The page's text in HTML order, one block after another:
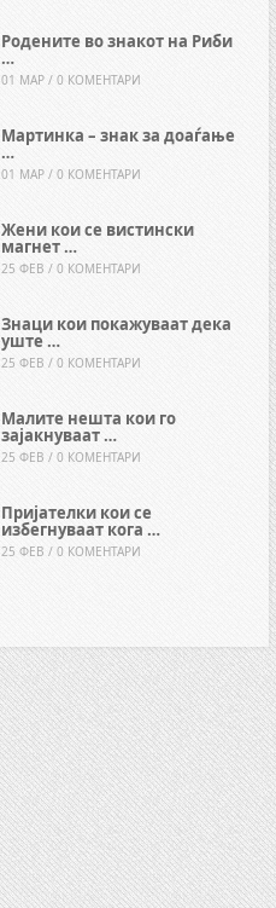
Родените во знакот на Риби
…
01 МАР / 0 КОМЕНТАРИ
Мартинка – знак за доаѓање
…
01 МАР / 0 КОМЕНТАРИ
Жени кои се вистински
магнет …
25 ФЕВ / 0 КОМЕНТАРИ
Знаци кои покажуваат дека
уште …
25 ФЕВ / 0 КОМЕНТАРИ
Малите нешта кои го
зајакнуваат …
25 ФЕВ / 0 КОМЕНТАРИ
Пријателки кои се
избегнуваат кога …
25 ФЕВ / 0 КОМЕНТАРИ